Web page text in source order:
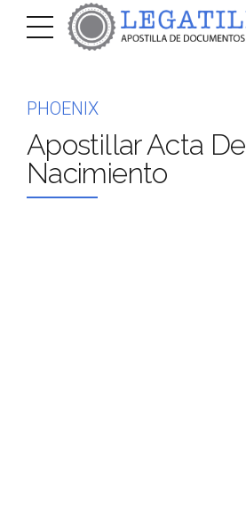
PHOENIX
Apostillar Acta De
Nacimiento